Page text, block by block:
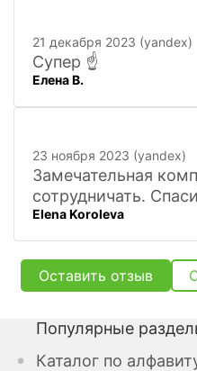
искать
21 декабря 2023 (yandex)
Супер ☝️
Елена В.
23 ноября 2023 (yandex)
Замечательная
сотрудничать.
Elena Koroleva
Оставить отзыв
Популярные
Каталог по